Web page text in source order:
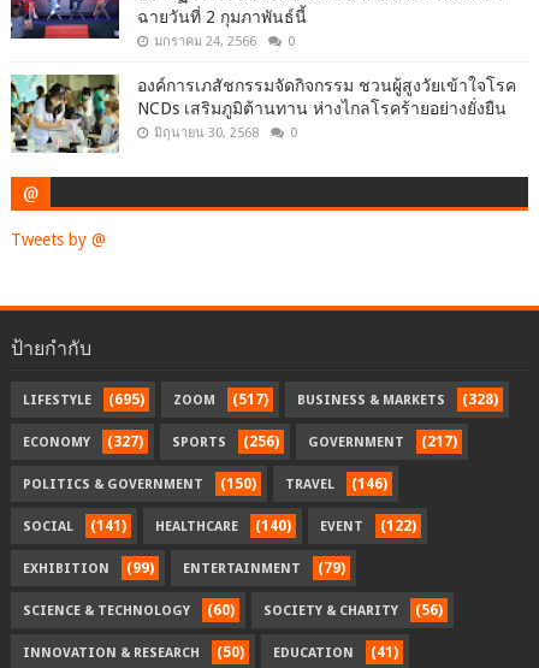
ฉายวันที่ 2 กุมภาพันธ์นี้
มกราคม 24, 2566 0
องค์การเภสัชกรรมจัดกิจกรรม ชวนผู้สูงวัยเข้าใจโรค
NCDs เสริมภูมิต้านทาน ห่างไกลโรคร้ายอย่างยั่งยืน
มิถุนายน 30, 2568 0
@
Tweets by @
ป้ายกำกับ
LIFESTYLE (695) ZOOM (517) BUSINESS & MARKETS (328)
ECONOMY (327) SPORTS (256) GOVERNMENT (217)
POLITICS & GOVERNMENT (150) TRAVEL (146)
SOCIAL (141) HEALTHCARE (140) EVENT (122)
EXHIBITION (99) ENTERTAINMENT (79)
SCIENCE & TECHNOLOGY (60) SOCIETY & CHARITY (56)
INNOVATION & RESEARCH (50) EDUCATION (41)